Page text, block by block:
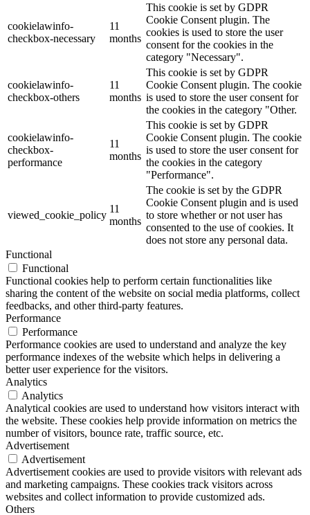
cookielawinfo-
checkbox-necessary
11
months
This cookie is set by GDPR
Cookie Consent plugin. The
cookies is used to store the user
consent for the cookies in the
category "Necessary".
cookielawinfo-
checkbox-others
11
months
This cookie is set by GDPR
Cookie Consent plugin. The cookie
is used to store the user consent for
the cookies in the category "Other.
cookielawinfo-
checkbox-
performance
11
months
This cookie is set by GDPR
Cookie Consent plugin. The cookie
is used to store the user consent for
the cookies in the category
"Performance".
viewed_cookie_policy
11
months
The cookie is set by the GDPR
Cookie Consent plugin and is used
to store whether or not user has
consented to the use of cookies. It
does not store any personal data.
Functional
Functional
Functional cookies help to perform certain functionalities like
sharing the content of the website on social media platforms, collect
feedbacks, and other third-party features.
Performance
Performance
Performance cookies are used to understand and analyze the key
performance indexes of the website which helps in delivering a
better user experience for the visitors.
Analytics
Analytics
Analytical cookies are used to understand how visitors interact with
the website. These cookies help provide information on metrics the
number of visitors, bounce rate, traffic source, etc.
Advertisement
Advertisement
Advertisement cookies are used to provide visitors with relevant ads
and marketing campaigns. These cookies track visitors across
websites and collect information to provide customized ads.
Others